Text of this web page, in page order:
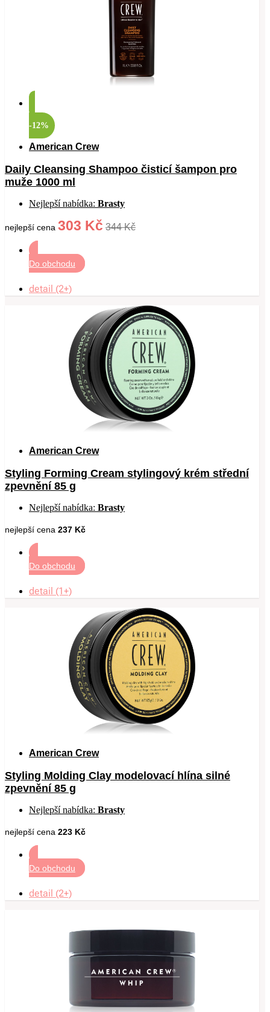
-12%
American Crew
Daily Cleansing Shampoo čisticí šampon pro
muže 1000 ml
Nejlepší nabídka: Brasty
nejlepší cena 303 Kč 344 Kč
Do obchodu
detail (2+)
American Crew
Styling Forming Cream stylingový krém střední
zpevnění 85 g
Nejlepší nabídka: Brasty
nejlepší cena 237 Kč
Do obchodu
detail (1+)
American Crew
Styling Molding Clay modelovací hlína silné
zpevnění 85 g
Nejlepší nabídka: Brasty
nejlepší cena 223 Kč
Do obchodu
detail (2+)